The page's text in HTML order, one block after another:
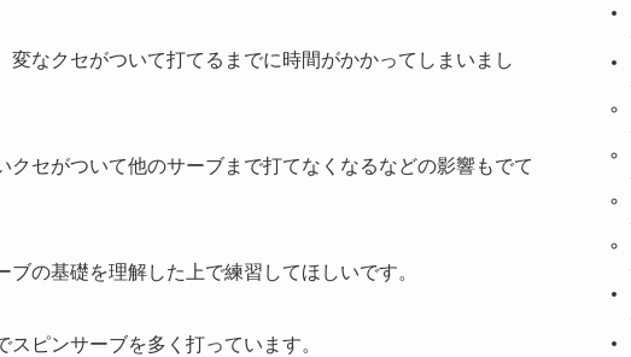
なクセがついて打てるまでに時間がかかってしまいまし
セがついて他のサーブまで打てなくなるなどの影響もでて
の基礎を理解した上で練習してほしいです。
ピンサーブを多く打っています。